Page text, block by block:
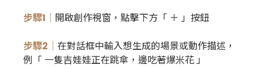
步驟1｜ 開啟創作視窗，點擊下方「 ＋ 」按鈕
步驟2｜ 在對話框中輸入想生成的場景或動作描述，
例「 一隻吉娃娃正在跳傘，邊吃著爆米花 」